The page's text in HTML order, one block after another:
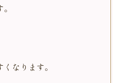
なります。